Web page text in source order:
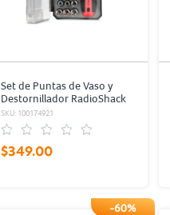
Set de Puntas de Vaso y
Destornillador RadioShack
38 piezas
SKU: 100174921
$349.00
-60%